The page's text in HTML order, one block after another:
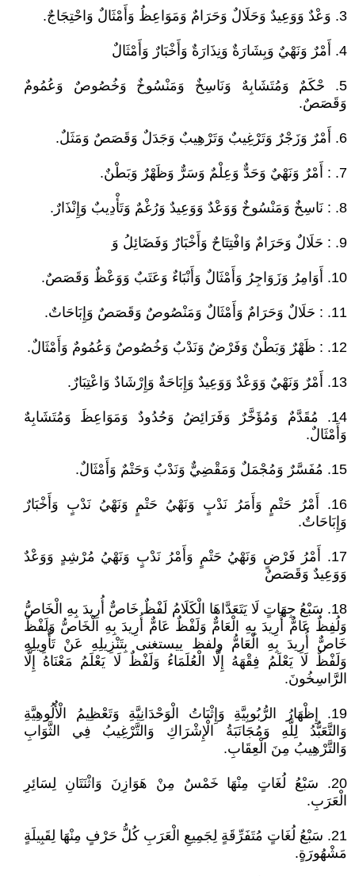
3. وَعْدٌ وَوَعِيدٌ وَحَلَالٌ وَحَرَامٌ وَمَوَاعِظُ وَأَمْثَالٌ وَاحْتِجَاجٌ.
4. أَمْرٌ وَنَهْيٌ وَبِشَارَةٌ وَنِذَارَةٌ وَأَخْبَارٌ وَأَمْثَالٌ
5. حْكَمٌ وَمُتَشَابِهٌ وَنَاسِخٌ وَمَنْسُوخٌ وَخُصُوصٌ وَعُمُومٌ
وَقَصَصٌ.
6. أَمْرٌ وَزَجْرٌ وَتَرْغِيبٌ وَتَرْهِيبٌ وَجَدَلٌ وَقَصَصٌ وَمَثَلٌ.
7. : أَمْرٌ وَنَهْيٌ وَحَدٌّ وَعِلْمٌ وَسَرٌّ وَظَهْرٌ وَبَطْنٌ.
8. : نَاسِخٌ وَمَنْسُوخٌ وَوَعْدٌ وَوَعِيدٌ وَرُغْمٌ وَتَأْدِيبٌ وَإِنْذَارٌ.
9. : حَلَالٌ وَحَرَامٌ وَافْتِتَاحٌ وَأَخْبَارٌ وَفَضَائِلُ وَ
10. أَوَامِرُ وَزَوَاجِرُ وَأَمْثَالٌ وَأَنْبَاءٌ وَعَتَبٌ وَوَعْظٌ وَقَصَصٌ.
11. : حَلَالٌ وَحَرَامٌ وَأَمْثَالٌ وَمَنْصُوصٌ وَقَصَصٌ وَإِبَاحَاتٌ.
12. : ظَهْرٌ وَبَطْنٌ وَفَرْضٌ وَنَدْبٌ وَخُصُوصٌ وَعُمُومٌ وَأَمْثَالٌ.
13. أَمْرٌ وَنَهْيٌ وَوَعْدٌ وَوَعِيدٌ وَإِبَاحَةٌ وَإِرْشَادٌ وَاعْتِبَارٌ.
14. مُقَدَّمٌ وَمُؤَخَّرٌ وَفَرَائِضُ وَحُدُودٌ وَمَوَاعِظَ وَمُتَشَابِهٌ
وَأَمْثَالٌ.
15. مُفَسَّرٌ وَمُجْمَلٌ وَمَقْضِيٌّ وَنَدْبٌ وَحَتْمٌ وَأَمْثَالٌ.
16. أَمْرُ حَتْمٍ وَأَمَرُ نَدْبٍ وَنَهْيُ حَتْمٍ وَنَهْيُ نَدْبٍ وَأَخْبَارٌ
وَإِبَاحَاتٌ.
17. أَمْرُ فَرْضٍ وَنَهْيُ حَتْمٍ وَأَمْرُ نَدْبٍ وَنَهْيُ مُرْشِدٍ وَوَعْدٌ
وَوَعِيدٌ وَقَصَصٌ
18. سَبْعُ جِهَاتٍ لَا يَتَعَدَّاهَا الْكَلَامُ لَفْظٌ خَاصٌّ أُرِيدَ بِهِ الْخَاصُّ
وَلُفِظٌ عَامٌّ أُرِيدَ بِهِ الْعَامٌّ وَلَفْظٌ عَامٌّ أُرِيدَ بِهِ الْخَاصُّ وَلَفْظٌ
خَاصٌّ أُرِيدَ بِهِ الْعَامُّ ولفظ ييستغنى بِتَنْزِيلِهِ عَنْ تَأْوِيلِهِ
وَلَفْظٌ لَا يَعْلَمُ فِقْهَهُ إِلَّا الْعُلَمَاءُ وَلَفْظٌ لَا يَعْلَمُ مَعْنَاهُ إِلَّا
الرَّاسِخُونَ.
19. إِظْهَارُ الرُّبُوبِيَّةِ وَإِثْبَاتُ الْوَحْدَانِيَّةِ وَتَعْظِيمُ الْأُلُوهِيَّةِ
وَالتَّعَبُّدُ لِلَّهِ وَمُجَانَبَةُ الْإِشْرَاكِ وَالتَّرْغِيبُ فِي الثَّوَابِ
وَالتَّرْهِيبُ مِنَ الْعِقَابِ.
20. سَبْعُ لُغَاتٍ مِنْهَا خَمْسٌ مِنْ هَوَازِنَ وَاثْنَتَانِ لِسَائِرِ
الْعَرَبِ.
21. سَبْعُ لُغَاتٍ مُتَفَرِّقَةٍ لِجَمِيعِ الْعَرَبِ كُلُّ حَرْفٍ مِنْهَا لِقَبِيلَةٍ
مَشْهُورَةٍ.